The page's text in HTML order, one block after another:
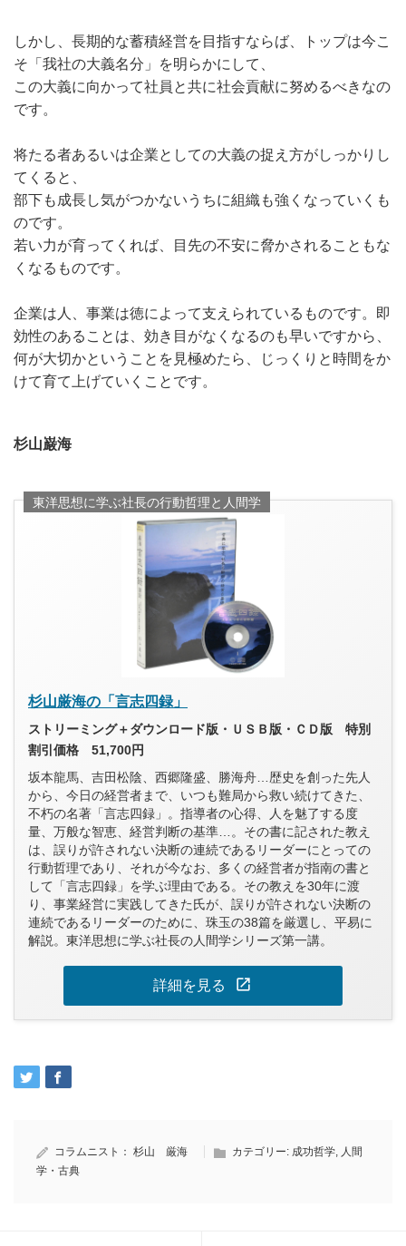
しかし、長期的な蓄積経営を目指すならば、トップは今こ
そ「我社の大義名分」を明らかにして、
この大義に向かって社員と共に社会貢献に努めるべきなの
です。
将たる者あるいは企業としての大義の捉え方がしっかりし
てくると、
部下も成長し気がつかないうちに組織も強くなっていくも
のです。
若い力が育ってくれば、目先の不安に脅かされることもな
くなるものです。
企業は人、事業は徳によって支えられているものです。即
効性のあることは、効き目がなくなるのも早いですから、
何が大切かということを見極めたら、じっくりと時間をか
けて育て上げていくことです。
杉山巌海
東洋思想に学ぶ社長の行動哲理と人間学
杉山厳海の「言志四録」
ストリーミング＋ダウンロード版・ＵＳＢ版・ＣＤ版 特別
割引価格 51,700円
坂本龍馬、吉田松陰、西郷隆盛、勝海舟…歴史を創った先人
から、今日の経営者まで、いつも難局から救い続けてきた、
不朽の名著「言志四録」。指導者の心得、人を魅了する度
量、万般な智恵、経営判断の基準…。その書に記された教え
は、誤りが許されない決断の連続であるリーダーにとっての
行動哲理であり、それが今なお、多くの経営者が指南の書と
して「言志四録」を学ぶ理由である。その教えを30年に渡
り、事業経営に実践してきた氏が、誤りが許されない決断の
連続であるリーダーのために、珠玉の38篇を厳選し、平易に
解説。東洋思想に学ぶ社長の人間学シリーズ第一講。
詳細を見る open_in_new
コラムニスト： 杉山 厳海 カテゴリー: 成功哲学
人間
学・古典